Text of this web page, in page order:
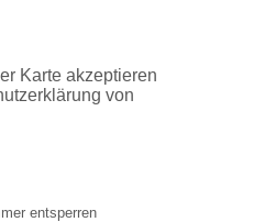
Karte akzeptieren
von
entsperren